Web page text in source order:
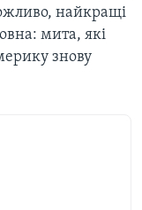
найкращі
мита, які
знову